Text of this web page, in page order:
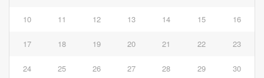
10 11 12 13 14 15 16
17 18 19 20 21 22 23
24 25 26 27 28 29 30